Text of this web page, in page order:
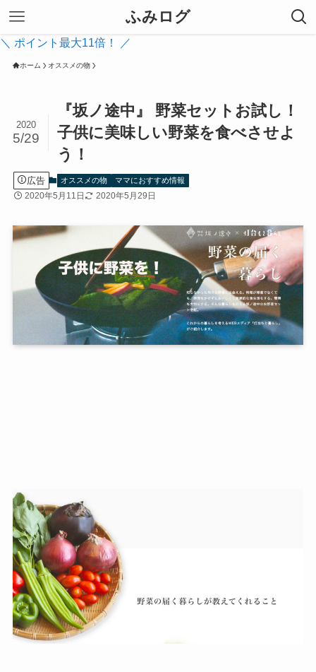
ふみログ
＼ ポイント最大11倍！ ／
ホーム オススメの物
『坂ノ途中』 野菜セットお試し！
子供に美味しい野菜を食べさせよ
う！
2020
5/29
広告 オススメの物 ママにおすすめ情報
2020年5月11日 2020年5月29日